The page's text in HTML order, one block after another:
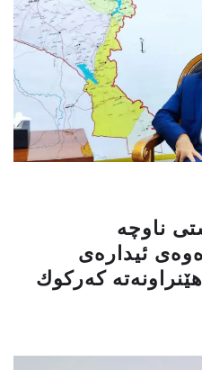
ناوچە
ئیدارەی
كه‌ركوك